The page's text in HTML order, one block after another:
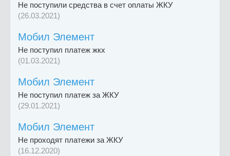
Не поступили средства в счет оплаты ЖКУ
(26.03.2021)
Мобил Элемент
Не поступил платеж жкх
(01.03.2021)
Мобил Элемент
Не поступил платеж за ЖКУ
(29.01.2021)
Мобил Элемент
Не проходят платежи за ЖКУ
(16.12.2020)